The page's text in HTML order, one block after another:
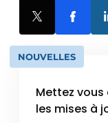
NOUVELLES
Mettez vous
les mises à